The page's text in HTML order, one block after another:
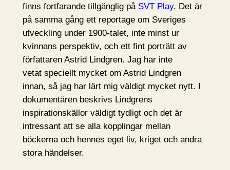
finns fortfarande tillgänglig på SVT Play. Det är
på samma gång ett reportage om Sveriges
utveckling under 1900-talet, inte minst ur
kvinnans perspektiv, och ett fint porträtt av
författaren Astrid Lindgren. Jag har inte
vetat speciellt mycket om Astrid Lindgren
innan, så jag har lärt mig väldigt mycket nytt. I
dokumentären beskrivs Lindgrens
inspirationskällor väldigt tydligt och det är
intressant att se alla kopplingar mellan
böckerna och hennes eget liv, kriget och andra
stora händelser.